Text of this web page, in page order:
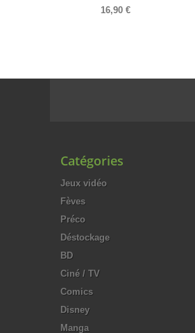
16,90 €
Catégories
Jeux vidéo
Fèves
Préco
Déstockage
BD
Ciné / TV
Comics
Disney
Manga